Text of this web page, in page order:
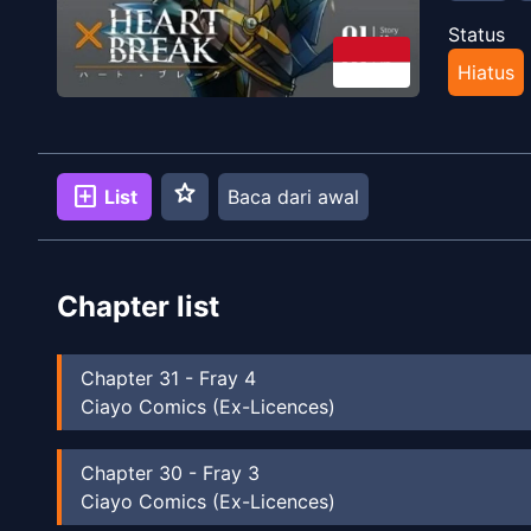
Status
Hiatus
add_box List star Baca dari awal
Chapter list
Chapter 31 - Fray 4
Ciayo Comics (Ex-Licences)
Chapter 30 - Fray 3
Ciayo Comics (Ex-Licences)